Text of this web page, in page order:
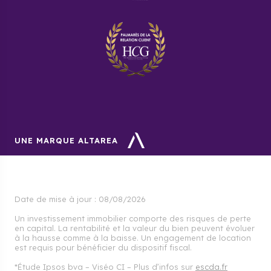
UNE MARQUE ALTAREA
Date de mise à jour : 08/08/2026
Un investissement immobilier comporte des risques de perte
en capital. La rentabilité et la valeur du bien peuvent évoluer
à la hausse comme à la baisse. Un engagement de location
est requis pour bénéficier du dispositif fiscal.
*Étude Ipsos bva – Viséo CI – Plus d’infos sur escda.fr